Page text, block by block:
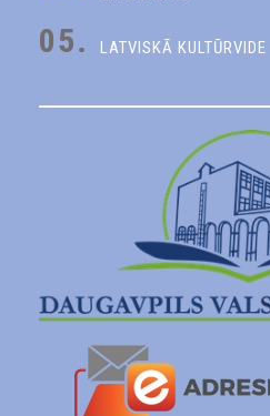
05. LATVISKĀ KULTŪRVIDE